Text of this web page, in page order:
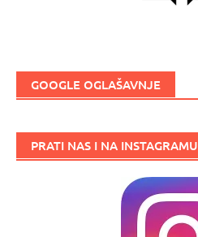
GOOGLE OGLAŠAVNJE
PRATI NAS I NA INSTAGRAMU